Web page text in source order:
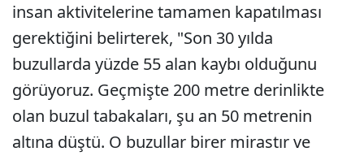
insan aktivitelerine tamamen kapatılması
gerektiğini belirterek, "Son 30 yılda
buzullarda yüzde 55 alan kaybı olduğunu
görüyoruz. Geçmişte 200 metre derinlikte
olan buzul tabakaları, şu an 50 metrenin
altına düştü. O buzullar birer mirastır ve